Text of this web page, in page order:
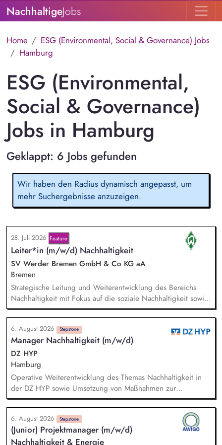
NachhaltigeJobs
Home
ESG (Environmental, Social & Governance) Jobs
Hamburg
ESG (Environmental,
Social & Governance)
Jobs in Hamburg
Geklappt: 6 Jobs gefunden
Wir haben den Radius dynamisch angepasst, um
mehr Suchergebnisse anzuzeigen.
28. Juli 2026 Feature
Leiter*in (m/w/d) Nachhaltigkeit
SV Werder Bremen GmbH & Co KG aA
Bremen
Strategische Leitung und Weiterentwicklung des Bereichs
Nachhaltigkeit mit Fokus auf die soziale Nachhaltigkeit sowie
Verantwortung für die Erreichung der Nachhaltigkeitsziele in
Zusammenarbeit mit der Geschäftsführung und anderen
Bereichen. Disziplinarische und fachliche Führung sowie
Entwicklung der Mitarbeiter*innen im Bereich Nachhaltigkeit.
Pflege und Weiterentwicklung des Netzwerks an
Kooperationspartner*innen sowie strategische Entwicklung
nachhaltigkeitsbezogener Partnerschaften.
6. August 2026 Stepstone
Manager Nachhaltigkeit (m/w/d)
DZ HYP
Hamburg
Operative Weiterentwicklung des Themas Nachhaltigkeit in
der DZ HYP sowie Umsetzung von Maßnahmen zur
Einhaltung der unternehmensinternen Nachhaltigkeitsziele.
Umsetzung gesetzlicher und regulatorischer Anforderungen
im Nachhaltigkeitskontext inkl. Sicherstellung der Erfüllung
von Reporting- und Offenlegungsanforderungen.
6. August 2026 Stepstone
(Junior) Projektmanager (m/w/d)
Nachhaltigkeit & Energie